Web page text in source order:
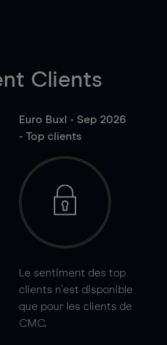
Clients
Euro Buxl - Sep 2026
- Top clients
Le sentiment des top
clients n'est disponible
que pour les clients de
CMC.